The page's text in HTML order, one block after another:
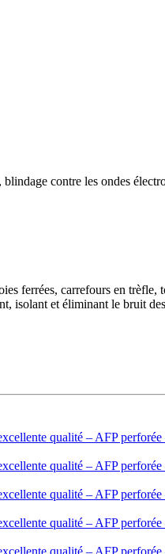
contre les ondes
ferrées, carrefours en
et éliminant le bruit